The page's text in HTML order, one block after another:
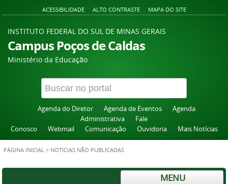
ACESSIBILIDADE ALTO CONTRASTE MAPA DO SITE
INSTITUTO FEDERAL DO SUL DE MINAS GERAIS
Campus Poços de Caldas
Ministério da Educação
Agenda do Diretor Agenda de Eventos
Agenda
Administrativa
Fale
Conosco
Webmail Comunicação Ouvidoria Mais Notícias
PÁGINA INICIAL > NOTICIAS NÃO PUBLICADAS
MENU